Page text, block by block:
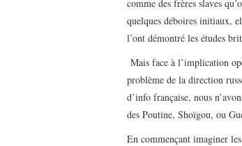
comme des frères slaves
quelques déboires initiaux,
l’ont démontré les études
Mais face à l’implication
problème de la direction
d’info française, nous
des Poutine, Shoïgou, ou
En commençant imaginer